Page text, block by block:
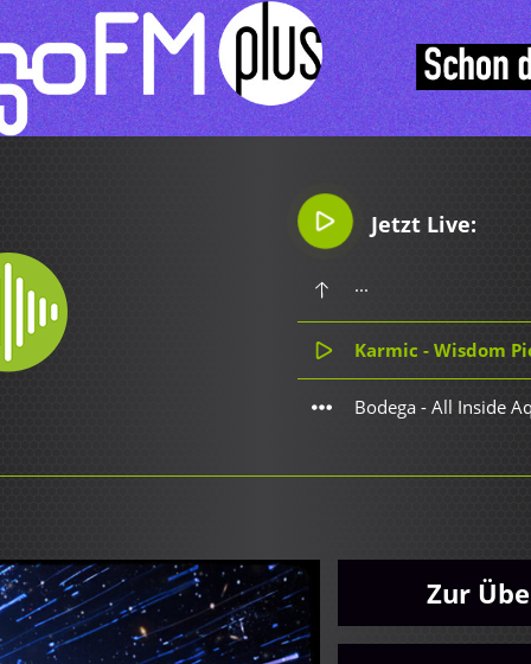
Jetzt Live:
...
Karmic - Wisdom
Bodega - All Inside
Zur